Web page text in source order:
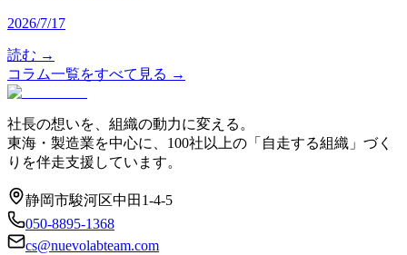
2026/7/17
読む →
コラム一覧をすべて見る →
社長の想いを、組織の動力に変える。
東海・製造業を中心に、100社以上の「自走する組織」づく
りを伴走支援しています。
静岡市駿河区中田1-4-5
050-8895-1368
cs@nuevolabteam.com